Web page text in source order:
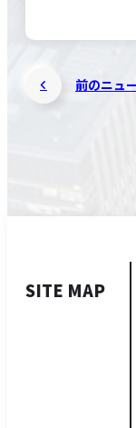
前のニュ
SITE MAP